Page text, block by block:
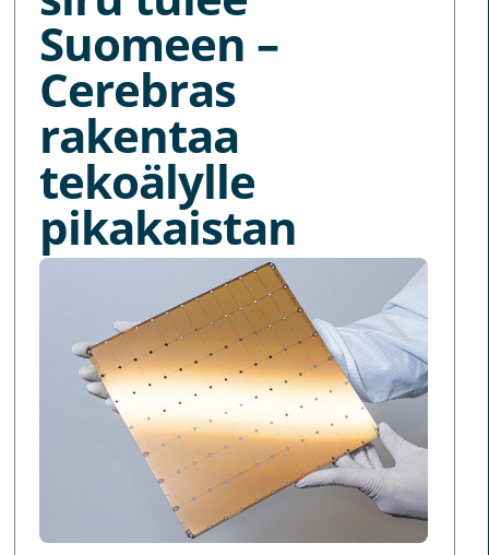
Suomeen –
Cerebras
rakentaa
tekoälylle
pikakaistan